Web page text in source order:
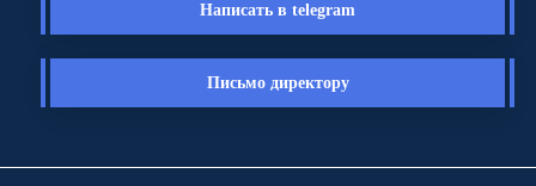
Написать в telegram
Письмо директору